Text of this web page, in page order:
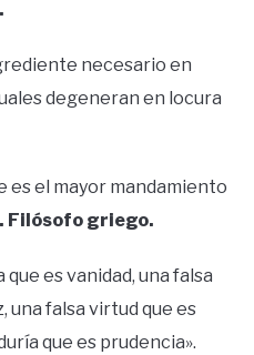
necesario en
degeneran en locura
es el mayor mandamiento
Filósofo griego.
que es vanidad, una falsa
una falsa virtud que es
que es prudencia».